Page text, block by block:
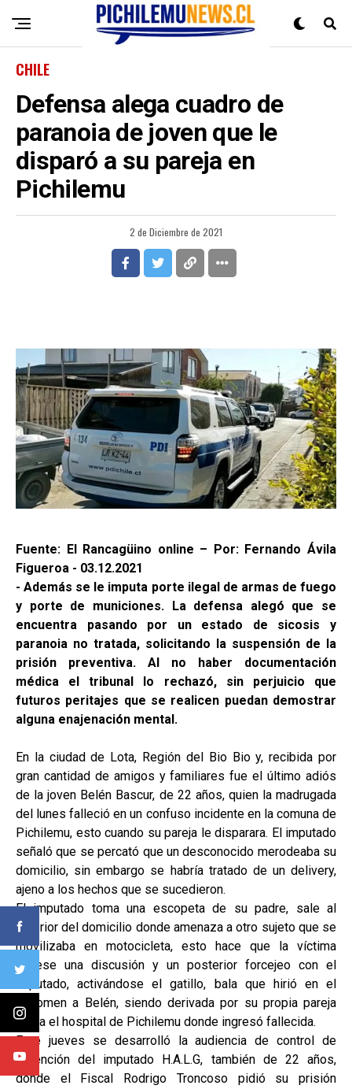
CHILE
Defensa alega cuadro de
paranoia de joven que le
disparó a su pareja en
Pichilemu
2 de Diciembre de 2021
Fuente: El Rancagüino online – Por: Fernando Ávila
Figueroa - 03.12.2021
- Además se le imputa porte ilegal de armas de fuego
y porte de municiones. La defensa alegó que se
encuentra pasando por un estado de sicosis y
paranoia no tratada, solicitando la suspensión de la
prisión preventiva. Al no haber documentación
médica el tribunal lo rechazó, sin perjuicio que
futuros peritajes que se realicen puedan demostrar
alguna enajenación mental.
En la ciudad de Lota, Región del Bio Bio y, recibida por
gran cantidad de amigos y familiares fue el último adiós
de la joven Belén Bascur, de 22 años, quien la madrugada
del lunes falleció en un confuso incidente en la comuna de
Pichilemu, esto cuando su pareja le disparara. El imputado
señaló que se percató que un desconocido merodeaba su
domicilio, sin embargo se habría tratado de un delivery,
ajeno a los hechos que se sucedieron.
El imputado toma una escopeta de su padre, sale al
exterior del domicilio donde amenaza a otro sujeto que se
movilizaba en motocicleta, esto hace que la víctima
tuviese una discusión y un posterior forcejeo con el
imputado, activándose el gatillo, bala que hirió en el
abdomen a Belén, siendo derivada por su propia pareja
hasta el hospital de Pichilemu donde ingresó fallecida.
Este jueves se desarrolló la audiencia de control de
detención del imputado H.A.L.G, también de 22 años,
donde el Fiscal Rodrigo Troncoso pidió su prisión